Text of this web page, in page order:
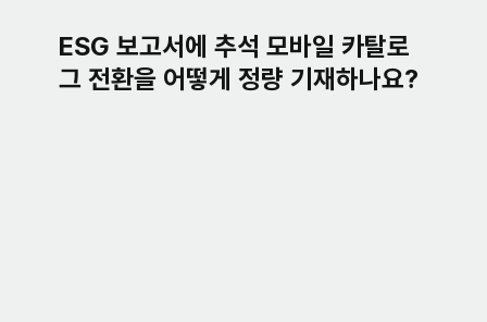
ESG 보고서에 추석 모바일 카탈로
그 전환을 어떻게 정량 기재하나요?